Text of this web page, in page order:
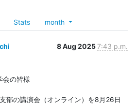
Stats month
8 Aug 20257:43 p.m.
会の皆様
部の講演会（オンライン）を8月26日